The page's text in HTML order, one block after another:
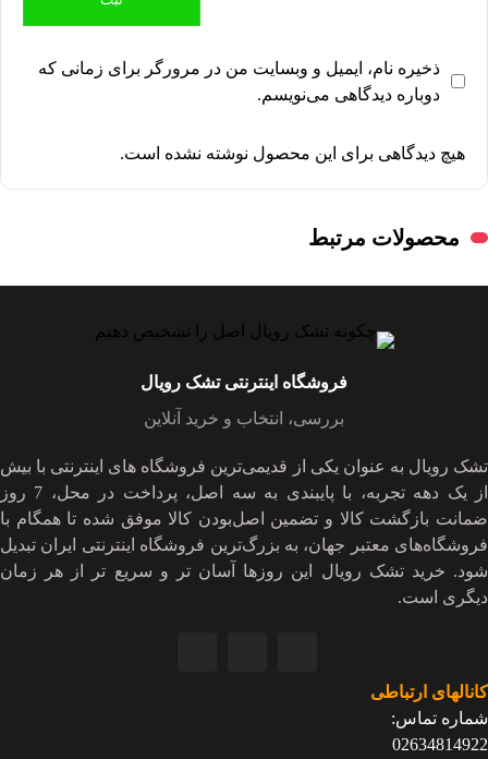
ذخیره نام، ایمیل و وبسایت من در مرورگر برای زمانی که
دوباره دیدگاهی می‌نویسم.
هیچ دیدگاهی برای این محصول نوشته نشده است.
محصولات مرتبط
فروشگاه اینترنتی تشک رویال
بررسی، انتخاب و خرید آنلاین
تشک رویال به عنوان یکی از قدیمی‌ترین فروشگاه های اینترنتی با بیش
از یک دهه تجربه، با پایبندی به سه اصل، پرداخت در محل، 7 روز
ضمانت بازگشت کالا و تضمین اصل‌بودن کالا موفق شده تا همگام با
فروشگاه‌های معتبر جهان، به بزرگ‌ترین فروشگاه اینترنتی ایران تبدیل
شود. خرید تشک رویال این روزها آسان تر و سریع تر از هر زمان
دیگری است.
کانالهای ارتباطی
شماره تماس:
02634814922